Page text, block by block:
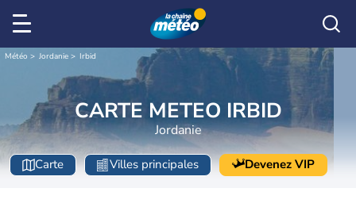
Météo Jordanie Irbid
CARTE METEO IRBID
Jordanie
Carte Villes principales Devenez VIP